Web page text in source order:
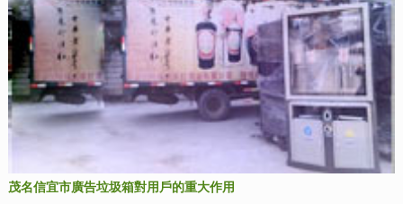
茂名信宜市廣告垃圾箱對用戶的重大作用